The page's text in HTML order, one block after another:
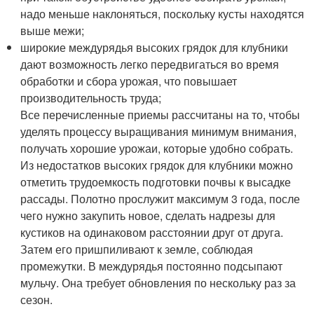
надо меньше наклоняться, поскольку кусты находятся
выше межи;
широкие междурядья высоких грядок для клубники
дают возможность легко передвигаться во время
обработки и сбора урожая, что повышает
производительность труда;
Все перечисленные приемы рассчитаны на то, чтобы
уделять процессу выращивания минимум внимания,
получать хорошие урожаи, которые удобно собрать.
Из недостатков высоких грядок для клубники можно
отметить трудоемкость подготовки почвы к высадке
рассады. Полотно прослужит максимум 3 года, после
чего нужно закупить новое, сделать надрезы для
кустиков на одинаковом расстоянии друг от друга.
Затем его пришпиливают к земле, соблюдая
промежутки. В междурядья постоянно подсыпают
мульчу. Она требует обновления по нескольку раз за
сезон.